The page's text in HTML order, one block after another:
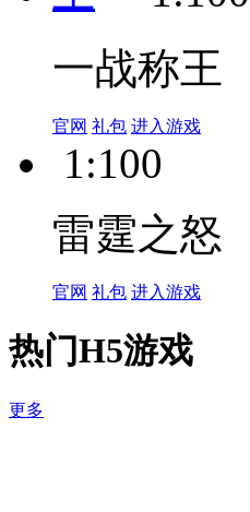
1:1000
官网 礼包 进入游戏
1:100
雷霆之怒